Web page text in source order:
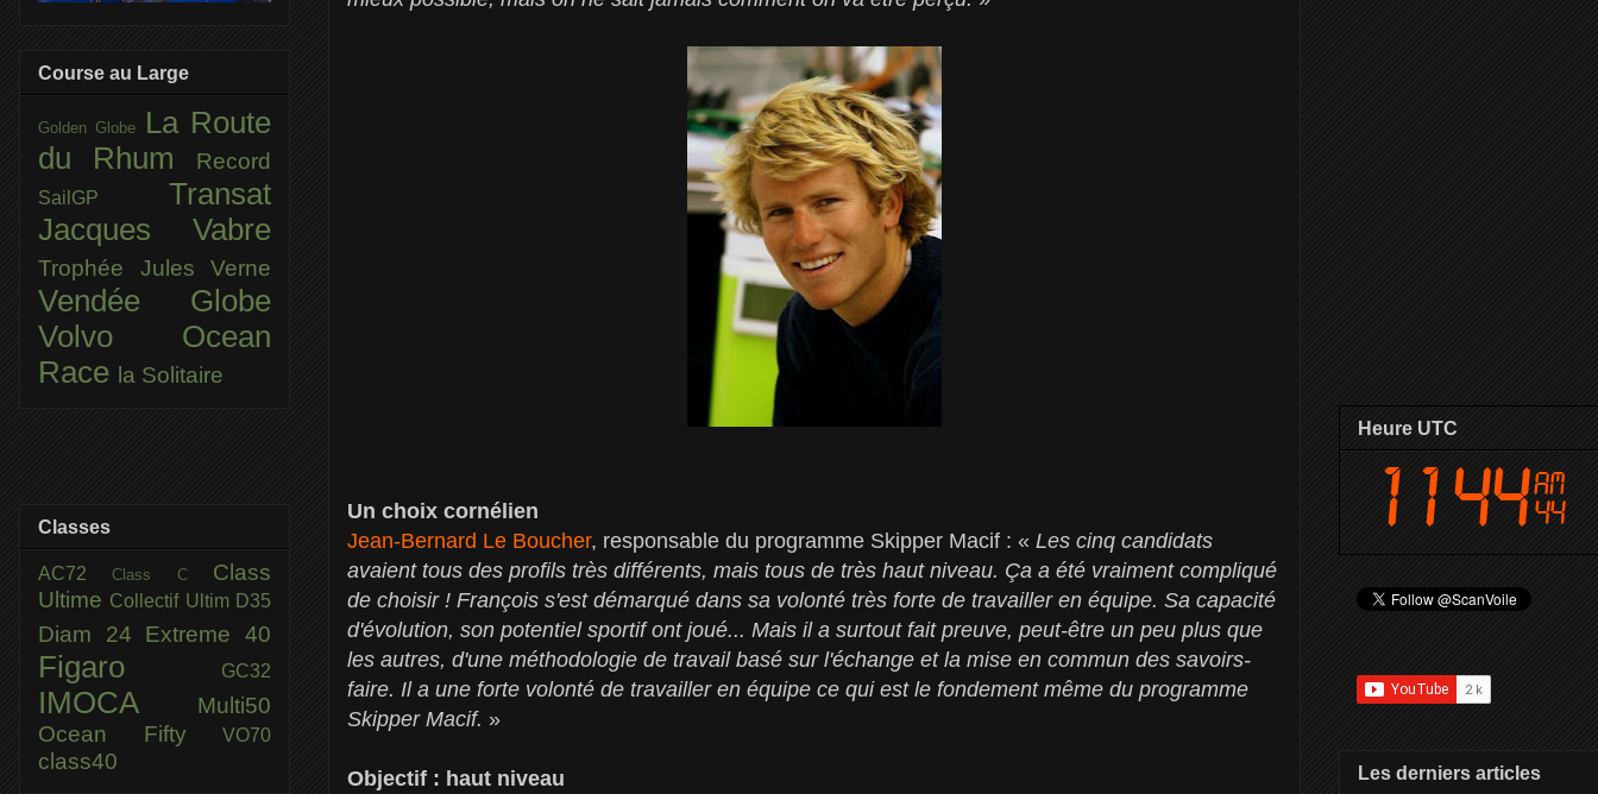
Un choix cornélien
Jean-Bernard Le Boucher, responsable du programme Skipper Macif : « Les cinq candidats
avaient tous des profils très différents, mais tous de très haut niveau. Ça a été vraiment compliqué
de choisir ! François s'est démarqué dans sa volonté très forte de travailler en équipe. Sa capacité
d'évolution, son potentiel sportif ont joué... Mais il a surtout fait preuve, peut-être un peu plus que
les autres, d'une méthodologie de travail basé sur l'échange et la mise en commun des savoirs-
faire. Il a une forte volonté de travailler en équipe ce qui est le fondement même du programme
Skipper Macif. »
Objectif : haut niveau
Course au Large
Golden Globe
La Route
du Rhum
Record
SailGP Transat
Jacques Vabre
Trophée Jules Verne
Vendée Globe
Volvo Ocean
Race la Solitaire
Classes
AC72Class C Class
Ultime Collectif Ultim D35
Diam 24 Extreme 40
Figaro GC32
IMOCA
Multi50
Ocean Fifty
VO70
class40
Heure UTC
Les derniers articles